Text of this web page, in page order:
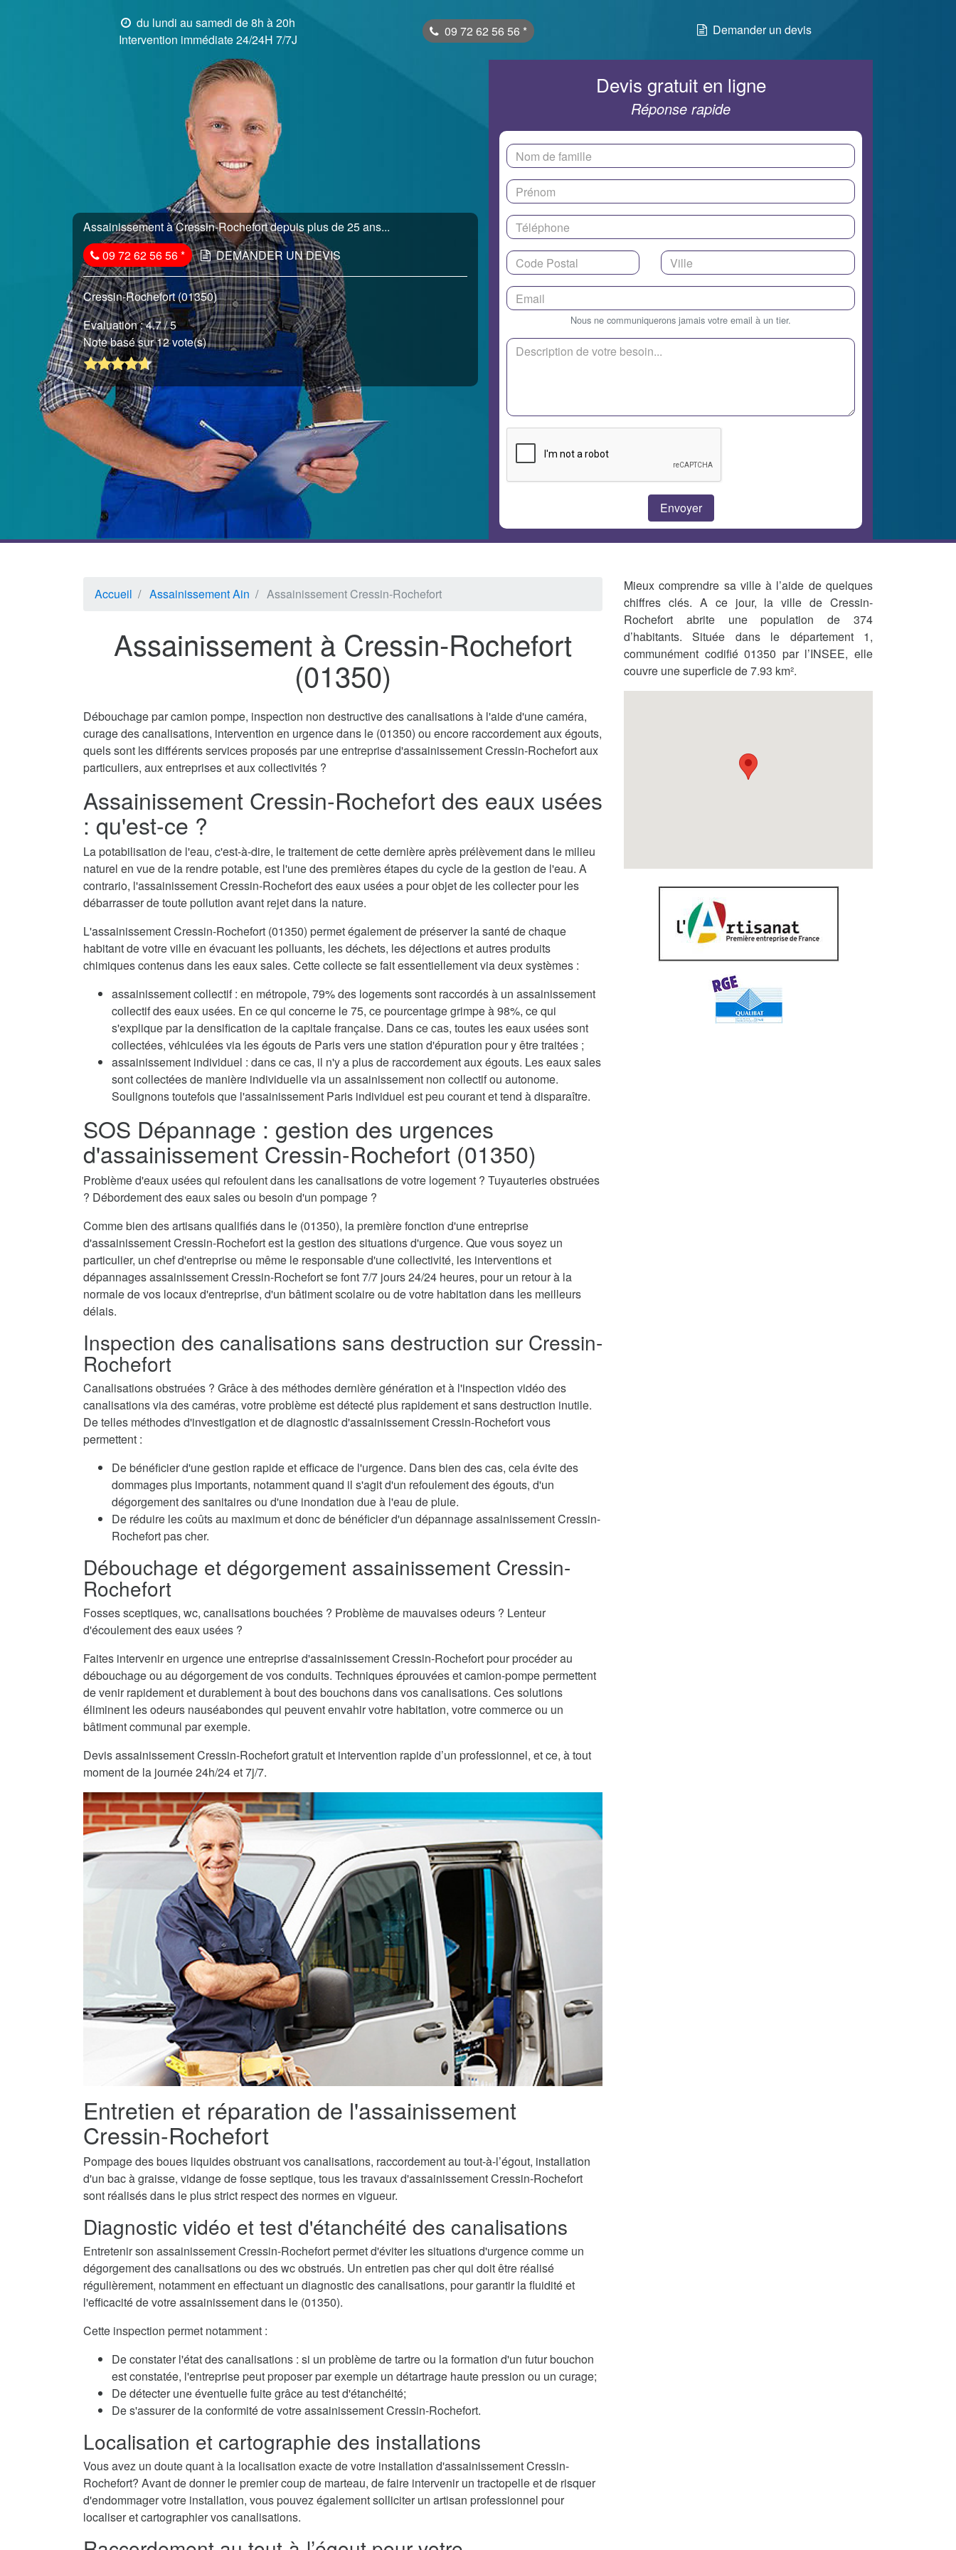
du lundi au samedi de 8h à 20h
Intervention immédiate 24/24H 7/7J
09 72 62 56 56 * Demander un devis
Assainissement à Cressin-Rochefort depuis plus de 25 ans...
09 72 62 56 56* DEMANDER UN DEVIS
Cressin-Rochefort (01350)
Evaluation :4.7/ 5
Note basé sur 12 vote(s)
Devis gratuit en ligne
Réponse rapide
Nous ne communiquerons jamais votre email à un tier.
Accueil Assainissement Ain Assainissement Cressin-Rochefort
Assainissement à Cressin-Rochefort
(01350)
Débouchage par camion pompe, inspection non destructive des canalisations à l'aide d'une caméra,
curage des canalisations, intervention en urgence dans le (01350) ou encore raccordement aux égouts,
quels sont les différents services proposés par une entreprise d'assainissement Cressin-Rochefort aux
particuliers, aux entreprises et aux collectivités ?
Assainissement Cressin-Rochefort des eaux usées
: qu'est-ce ?
La potabilisation de l'eau, c'est-à-dire, le traitement de cette dernière après prélèvement dans le milieu
naturel en vue de la rendre potable, est l'une des premières étapes du cycle de la gestion de l'eau. A
contrario, l'assainissement Cressin-Rochefort des eaux usées a pour objet de les collecter pour les
débarrasser de toute pollution avant rejet dans la nature.
L'assainissement Cressin-Rochefort (01350) permet également de préserver la santé de chaque
habitant de votre ville en évacuant les polluants, les déchets, les déjections et autres produits
chimiques contenus dans les eaux sales. Cette collecte se fait essentiellement via deux systèmes :
assainissement collectif : en métropole, 79% des logements sont raccordés à un assainissement
collectif des eaux usées. En ce qui concerne le 75, ce pourcentage grimpe à 98%, ce qui
s'explique par la densification de la capitale française. Dans ce cas, toutes les eaux usées sont
collectées, véhiculées via les égouts de Paris vers une station d'épuration pour y être traitées ;
assainissement individuel : dans ce cas, il n'y a plus de raccordement aux égouts. Les eaux sales
sont collectées de manière individuelle via un assainissement non collectif ou autonome.
Soulignons toutefois que l'assainissement Paris individuel est peu courant et tend à disparaître.
SOS Dépannage : gestion des urgences
d'assainissement Cressin-Rochefort (01350)
Problème d'eaux usées qui refoulent dans les canalisations de votre logement ? Tuyauteries obstruées
? Débordement des eaux sales ou besoin d'un pompage ?
Comme bien des artisans qualifiés dans le (01350), la première fonction d'une entreprise
d'assainissement Cressin-Rochefort est la gestion des situations d'urgence. Que vous soyez un
particulier, un chef d'entreprise ou même le responsable d'une collectivité, les interventions et
dépannages assainissement Cressin-Rochefort se font 7/7 jours 24/24 heures, pour un retour à la
normale de vos locaux d'entreprise, d'un bâtiment scolaire ou de votre habitation dans les meilleurs
délais.
Inspection des canalisations sans destruction sur Cressin-
Rochefort
Canalisations obstruées ? Grâce à des méthodes dernière génération et à l'inspection vidéo des
canalisations via des caméras, votre problème est détecté plus rapidement et sans destruction inutile.
De telles méthodes d'investigation et de diagnostic d'assainissement Cressin-Rochefort vous
permettent :
De bénéficier d'une gestion rapide et efficace de l'urgence. Dans bien des cas, cela évite des
dommages plus importants, notamment quand il s'agit d'un refoulement des égouts, d'un
dégorgement des sanitaires ou d'une inondation due à l'eau de pluie.
De réduire les coûts au maximum et donc de bénéficier d'un dépannage assainissement Cressin-
Rochefort pas cher.
Débouchage et dégorgement assainissement Cressin-
Rochefort
Fosses sceptiques, wc, canalisations bouchées ? Problème de mauvaises odeurs ? Lenteur
d'écoulement des eaux usées ?
Faites intervenir en urgence une entreprise d'assainissement Cressin-Rochefort pour procéder au
débouchage ou au dégorgement de vos conduits. Techniques éprouvées et camion-pompe permettent
de venir rapidement et durablement à bout des bouchons dans vos canalisations. Ces solutions
éliminent les odeurs nauséabondes qui peuvent envahir votre habitation, votre commerce ou un
bâtiment communal par exemple.
Devis assainissement Cressin-Rochefort gratuit et intervention rapide d’un professionnel, et ce, à tout
moment de la journée 24h/24 et 7j/7.
Entretien et réparation de l'assainissement
Cressin-Rochefort
Pompage des boues liquides obstruant vos canalisations, raccordement au tout-à-l’égout, installation
d'un bac à graisse, vidange de fosse septique, tous les travaux d'assainissement Cressin-Rochefort
sont réalisés dans le plus strict respect des normes en vigueur.
Diagnostic vidéo et test d'étanchéité des canalisations
Entretenir son assainissement Cressin-Rochefort permet d'éviter les situations d'urgence comme un
dégorgement des canalisations ou des wc obstrués. Un entretien pas cher qui doit être réalisé
régulièrement, notamment en effectuant un diagnostic des canalisations, pour garantir la fluidité et
l'efficacité de votre assainissement dans le (01350).
Cette inspection permet notamment :
De constater l'état des canalisations : si un problème de tartre ou la formation d'un futur bouchon
est constatée, l'entreprise peut proposer par exemple un détartrage haute pression ou un curage;
De détecter une éventuelle fuite grâce au test d'étanchéité;
De s'assurer de la conformité de votre assainissement Cressin-Rochefort.
Localisation et cartographie des installations
Vous avez un doute quant à la localisation exacte de votre installation d'assainissement Cressin-
Rochefort? Avant de donner le premier coup de marteau, de faire intervenir un tractopelle et de risquer
d'endommager votre installation, vous pouvez également solliciter un artisan professionnel pour
localiser et cartographier vos canalisations.
Mieux comprendre sa ville à l’aide de quelques
chiffres clés. A ce jour, la ville de Cressin-
Rochefort abrite une population de 374
d’habitants. Située dans le département 1,
communément codifié 01350 par l’INSEE, elle
couvre une superficie de 7.93 km².